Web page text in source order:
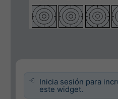
Inicia sesión para
este widget.